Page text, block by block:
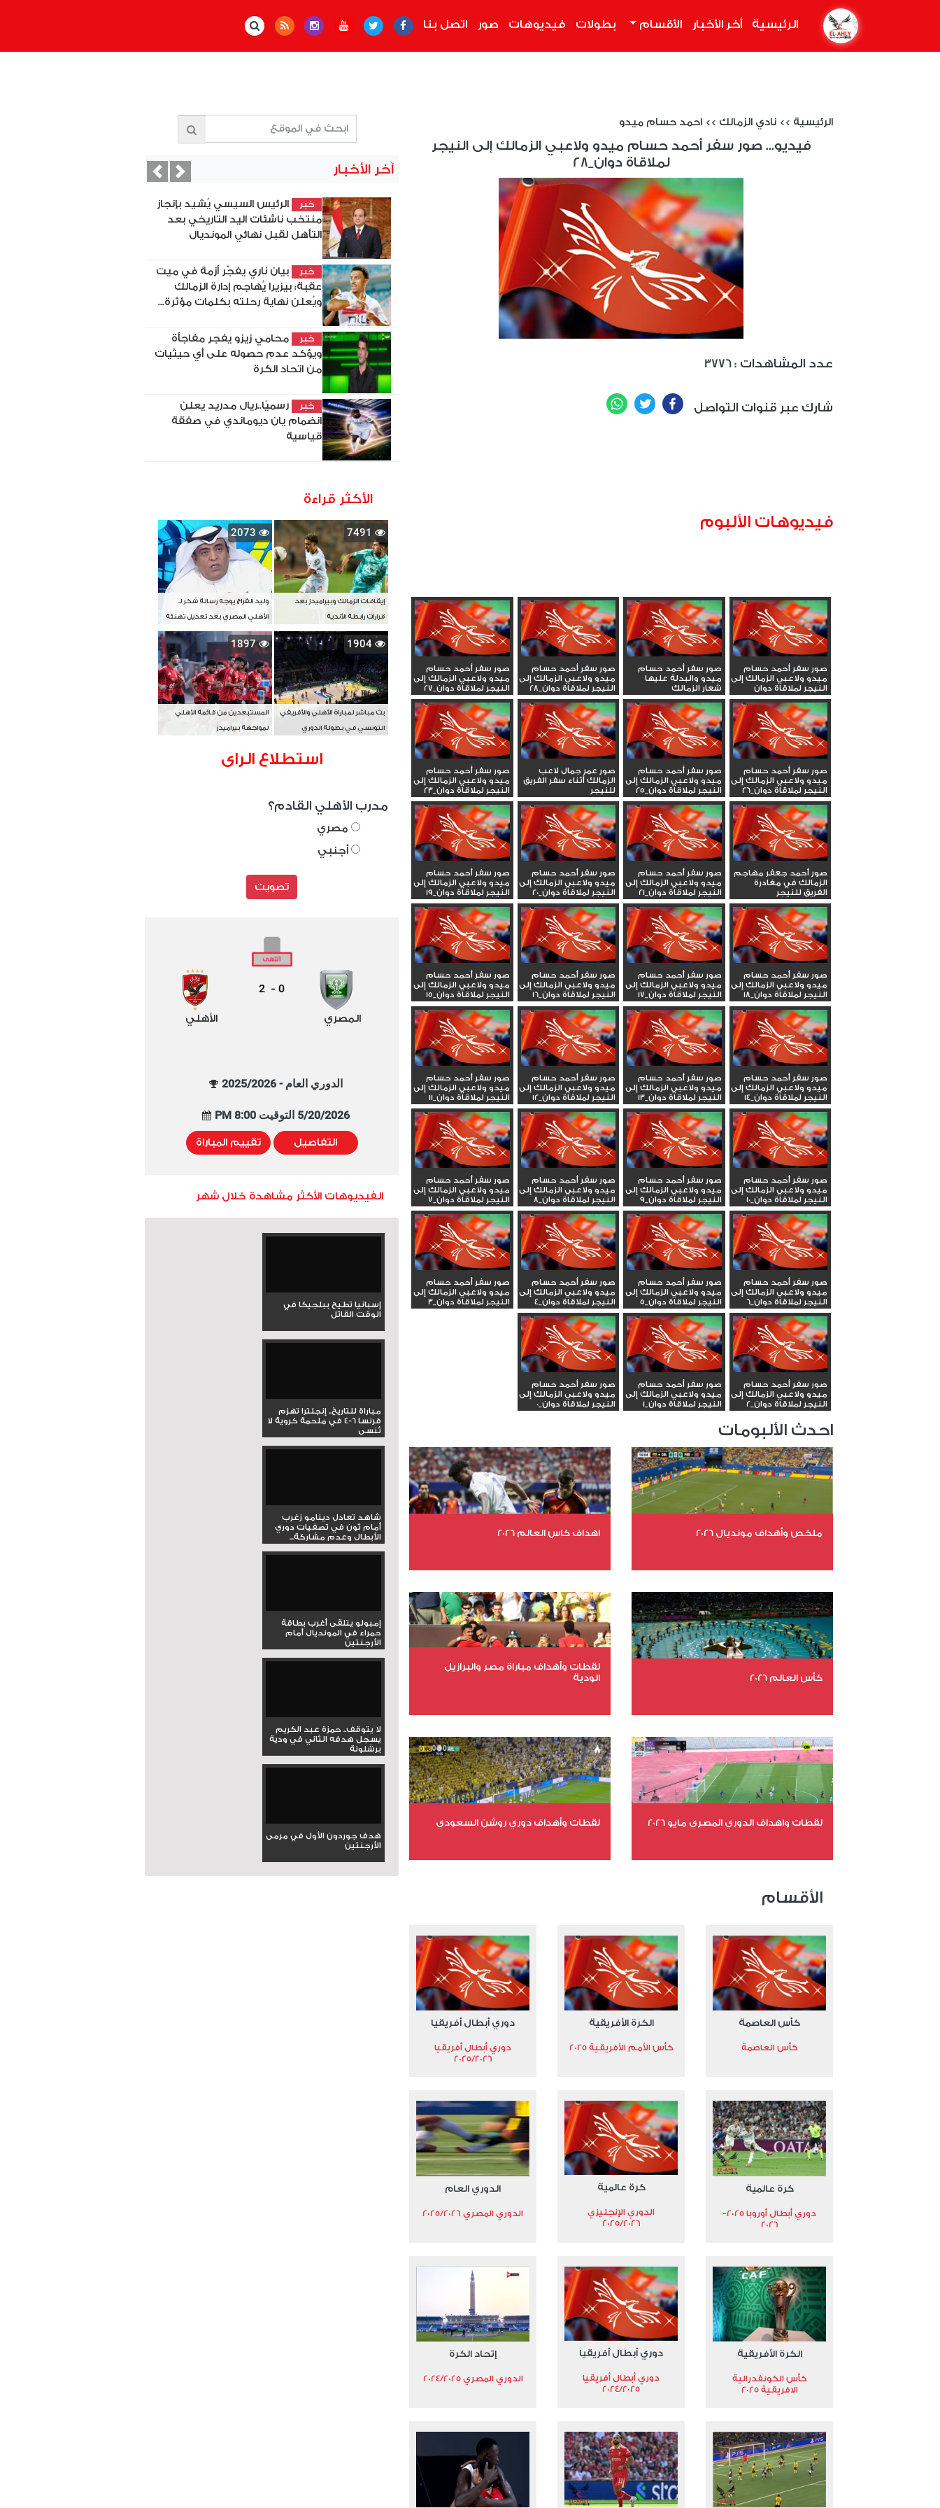
الرئيسية أخر الأخبار الأقسام بطولات فيديوهات صور اتصل بنا
الرئيسية >> نادي الزمالك >> احمد حسام ميدو
فيديو... صور سفر أحمد حسام ميدو ولاعبي الزمالك إلى النيجر
لملاقاة دوان_28
3776 : عدد المشاهدات
شارك عبر قنوات التواصل Facebook
Twitter
WhatsApp
فيديوهات الألبوم
صور سفر أحمد حسام
ميدو ولاعبي الزمالك إلى
النيجر لملاقاة دوان
صور سفر أحمد حسام
ميدو والبدلة عليها
شعار الزمالك
صور سفر أحمد حسام
ميدو ولاعبي الزمالك إلى
النيجر لملاقاة دوان_28
صور سفر أحمد حسام
ميدو ولاعبي الزمالك إلى
النيجر لملاقاة دوان_27
صور سفر أحمد حسام
ميدو ولاعبي الزمالك إلى
النيجر لملاقاة دوان_26
صور سفر أحمد حسام
ميدو ولاعبي الزمالك إلى
النيجر لملاقاة دوان_25
صور عمر جمال لاعب
الزمالك أثناء سفر الفريق
للنيجر
صور سفر أحمد حسام
ميدو ولاعبي الزمالك إلى
النيجر لملاقاة دوان_23
صور أحمد جعفر مهاجم
الزمالك في مغادرة
الفريق للنيجر
صور سفر أحمد حسام
ميدو ولاعبي الزمالك إلى
النيجر لملاقاة دوان_21
صور سفر أحمد حسام
ميدو ولاعبي الزمالك إلى
النيجر لملاقاة دوان_20
صور سفر أحمد حسام
ميدو ولاعبي الزمالك إلى
النيجر لملاقاة دوان_19
صور سفر أحمد حسام
ميدو ولاعبي الزمالك إلى
النيجر لملاقاة دوان_18
صور سفر أحمد حسام
ميدو ولاعبي الزمالك إلى
النيجر لملاقاة دوان_17
صور سفر أحمد حسام
ميدو ولاعبي الزمالك إلى
النيجر لملاقاة دوان_16
صور سفر أحمد حسام
ميدو ولاعبي الزمالك إلى
النيجر لملاقاة دوان_15
صور سفر أحمد حسام
ميدو ولاعبي الزمالك إلى
النيجر لملاقاة دوان_14
صور سفر أحمد حسام
ميدو ولاعبي الزمالك إلى
النيجر لملاقاة دوان_13
صور سفر أحمد حسام
ميدو ولاعبي الزمالك إلى
النيجر لملاقاة دوان_12
صور سفر أحمد حسام
ميدو ولاعبي الزمالك إلى
النيجر لملاقاة دوان_11
صور سفر أحمد حسام
ميدو ولاعبي الزمالك إلى
النيجر لملاقاة دوان_10
صور سفر أحمد حسام
ميدو ولاعبي الزمالك إلى
النيجر لملاقاة دوان_9
صور سفر أحمد حسام
ميدو ولاعبي الزمالك إلى
النيجر لملاقاة دوان_8
صور سفر أحمد حسام
ميدو ولاعبي الزمالك إلى
النيجر لملاقاة دوان_7
صور سفر أحمد حسام
ميدو ولاعبي الزمالك إلى
النيجر لملاقاة دوان_6
صور سفر أحمد حسام
ميدو ولاعبي الزمالك إلى
النيجر لملاقاة دوان_5
صور سفر أحمد حسام
ميدو ولاعبي الزمالك إلى
النيجر لملاقاة دوان_4
صور سفر أحمد حسام
ميدو ولاعبي الزمالك إلى
النيجر لملاقاة دوان_3
صور سفر أحمد حسام
ميدو ولاعبي الزمالك إلى
النيجر لملاقاة دوان_2
صور سفر أحمد حسام
ميدو ولاعبي الزمالك إلى
النيجر لملاقاة دوان_1
صور سفر أحمد حسام
ميدو ولاعبي الزمالك إلى
النيجر لملاقاة دوان_0
احدث الألبومات
ملخص وأهداف مونديال 2026
عدد المشاهدات 4732
اهداف كاس العالم 2026
عدد المشاهدات 1979
كأس العالم 2026
عدد المشاهدات 10665
لقطات وأهداف مباراة مصر والبرازيل
الودية
عدد المشاهدات 15638
لقطات واهداف الدوري المصري مايو 2026 لقطات وأهداف دوري روشن السعودي
الأقسام
كأس العاصمة
كأس العاصمة
الكرة الأفريقية
كأس الأمم الأفريقية 2025
دوري أبطال أفريقيا
دوري أبطال أفريقيا
2025/2026
كرة عالمية
دوري أبطال أوروبا 2025-
2026
كرة عالمية
الدوري الإنجليزي
2025/2026
الدوري العام
الدوري المصري 2025/2026
الكرة الأفريقية
كأس الكونفدرالية
الافريقية 2025
دوري أبطال أفريقيا
دوري أبطال أفريقيا
2024/2025
إتحاد الكرة
الدوري المصري 2024/2025
آخر الأخبار
خبر
الرئيس السيسي يُشيد بإنجاز
منتخب ناشئات اليد التاريخي بعد
التأهل لقبل نهائي المونديال
خبر
بيان ناري يفجّر أزمة في ميت
عقبة: بيزيرا يُهاجم إدارة الزمالك
ويُعلن نهاية رحلته بكلمات مؤثرة...
خبر
محامي زيزو يفجر مفاجأة
ويؤكد عدم حصوله على أي حيثيات
من اتحاد الكرة
خبر
رسميًا..ريال مدريد يعلن
انضمام يان ديوماندي في صفقة
قياسية
PreviousNext
الأكثر قراءة
7491
إيقافات الزمالك وبيراميدز بعد
قرارات رابطة الأندية
2073
وليد الفراج يوجه رسالة شكر لـ
الأهلي المصري بعد تعديل تهنئة
بطل آسيا
1904
بث مباشر لمباراة الأهلي والأفريقي
التونسي في بطولة الدوري
1897
المستبعدين من قائمة الأهلي
لمواجهة بيراميدز
استطلاع الراى
مدرب الأهلي القادم؟
مصري
أجنبي
تصويت
المصري
0
-
2
الأهلي
الدوري العام - 2025/2026
5/20/2026 التوقيت 8:00 PM
التفاصيل تقييم المباراة
الفيديوهات الأكثر مشاهدة خلال شهر
إسبانيا تطيح ببلجيكا في
الوقت القاتل
مباراة للتاريخ.. إنجلترا تهزم
فرنسا 6-4 في ملحمة كروية لا
تُنسى
شاهد تعادل دينامو زغرب
أمام ثون في تصفيات دوري
الأبطال وعدم مشاركة...
إمبولو يتلقى أغرب بطاقة
حمراء في المونديال أمام
الأرجنتين
لا يتوقف.. حمزة عبد الكريم
يسجل هدفه الثاني في ودية
برشلونة
هدف جوردون الأول في مرمى
الأرجنتين